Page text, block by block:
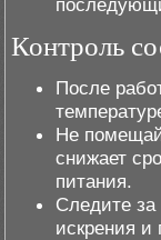
Контроль
После
Не
снижает
питания.
Следите за
искрения и